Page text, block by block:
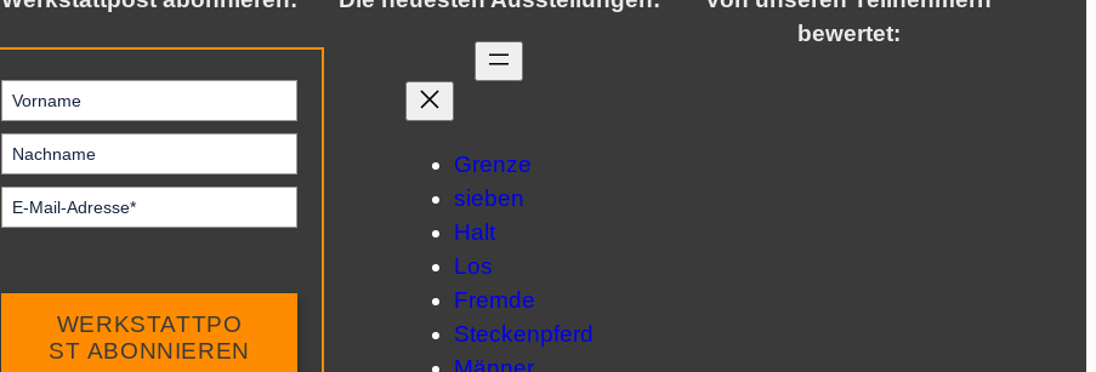
WERKSTATTPO
ST ABONNIEREN
Grenze
sieben
Halt
Los
Fremde
Steckenpferd
bewertet: